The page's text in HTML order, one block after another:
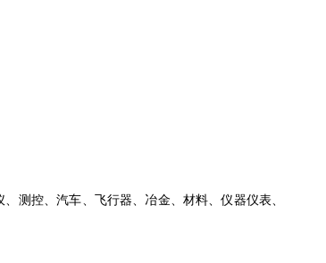
测控、汽车、飞行器、冶金、材料、仪器仪表、